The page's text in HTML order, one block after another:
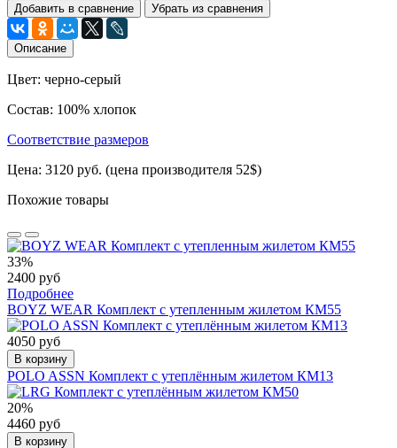
Добавить в сравнение Убрать из сравнения
Описание
Цвет: черно-серый
Состав: 100% хлопок
Соответствие размеров
Цена: 3120 руб. (цена производителя 52$)
Похожие товары
33%
2400 руб
Подробнее
BOYZ WEAR Комплект с утепленным жилетом КМ55
4050 руб
В корзину
POLO ASSN Комплект с утеплённым жилетом КМ13
20%
4460 руб
В корзину